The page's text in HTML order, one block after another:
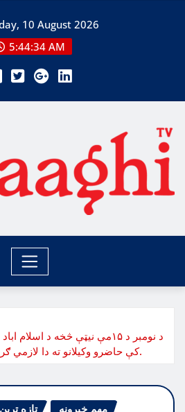
10 August 2026
5:44:36 AM
د نومبر د ۱۵مې نیټې څخه د
کې حاضرو وکیلانو ته دا لازمي ګرځولې چې ګاؤن واغوندي.
تازه مهم خبرونه